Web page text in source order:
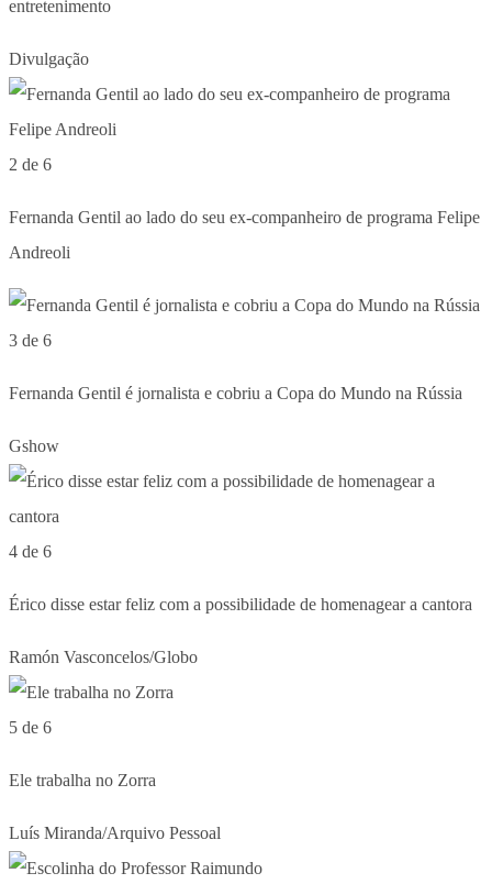
entretenimento
Divulgação
2 de 6
Fernanda Gentil ao lado do seu ex-companheiro de programa Felipe
Andreoli
3 de 6
Fernanda Gentil é jornalista e cobriu a Copa do Mundo na Rússia
Gshow
4 de 6
Érico disse estar feliz com a possibilidade de homenagear a cantora
Ramón Vasconcelos/Globo
5 de 6
Ele trabalha no Zorra
Luís Miranda/Arquivo Pessoal